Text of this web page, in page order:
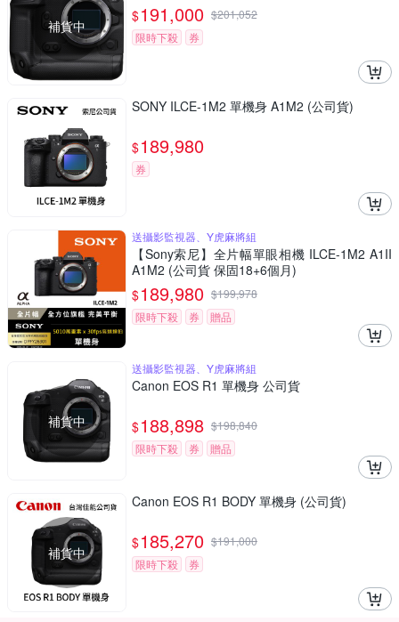
補貨中
$191,000 $201,052
限時下殺
券
SONY ILCE-1M2 單機身 A1M2 (公司貨)
$189,980
券
送攝影監視器、Y虎麻將組
【Sony索尼】全片幅單眼相機 ILCE-1M2 A1II
A1M2 (公司貨 保固18+6個月)
$189,980 $199,978
限時下殺
券 贈品
補貨中
送攝影監視器、Y虎麻將組
Canon EOS R1 單機身 公司貨
$188,898 $198,840
限時下殺
券 贈品
補貨中
Canon EOS R1 BODY 單機身 (公司貨)
$185,270 $191,000
限時下殺
券